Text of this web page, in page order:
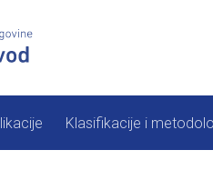
Klasifikacije i